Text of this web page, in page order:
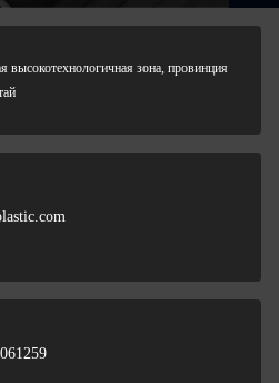
высокотехнологичная зона, провинция